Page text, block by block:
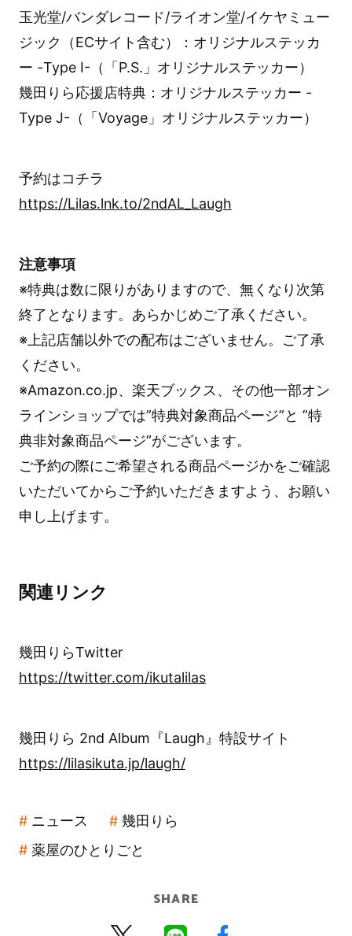
玉光堂/バンダレコード/ライオン堂/イケヤミュー
ジック（ECサイト含む）：オリジナルステッカ
ー -Type I-（「P.S.」オリジナルステッカー）
幾田りら応援店特典：オリジナルステッカー -
Type J-（「Voyage」オリジナルステッカー）
予約はコチラ
https://Lilas.lnk.to/2ndAL_Laugh
注意事項
※特典は数に限りがありますので、無くなり次第
終了となります。あらかじめご了承ください。
※上記店舗以外での配布はございません。ご了承
ください。
※Amazon.co.jp、楽天ブックス、その他一部オン
ラインショップでは”特典対象商品ページ”と ”特
典非対象商品ページ”がございます。
ご予約の際にご希望される商品ページかをご確認
いただいてからご予約いただきますよう、お願い
申し上げます。
関連リンク
幾田りらTwitter
https://twitter.com/ikutalilas
幾田りら 2nd Album『Laugh』特設サイト
https://lilasikuta.jp/laugh/
ニュース
幾田りら
薬屋のひとりごと
SHARE